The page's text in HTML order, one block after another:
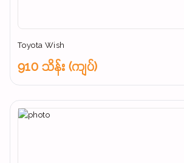
Toyota Wish
910 သိန်း (ကျပ်)